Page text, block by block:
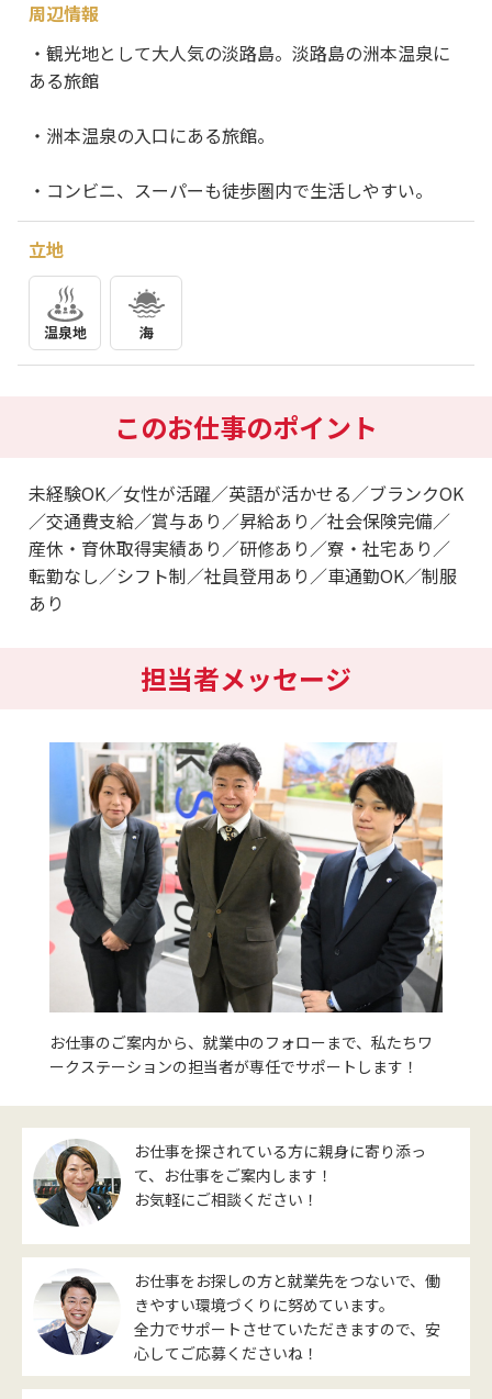
周辺情報
・観光地として大人気の淡路島。淡路島の洲本温泉に
ある旅館
・洲本温泉の入口にある旅館。
・コンビニ、スーパーも徒歩圏内で生活しやすい。
立地
温泉地 海
このお仕事のポイント
未経験OK／女性が活躍／英語が活かせる／ブランクOK
／交通費支給／賞与あり／昇給あり／社会保険完備／
産休・育休取得実績あり／研修あり／寮・社宅あり／
転勤なし／シフト制／社員登用あり／車通勤OK／制服
あり
担当者メッセージ
お仕事のご案内から、就業中のフォローまで、私たちワ
ークステーションの担当者が専任でサポートします！
お仕事を探されている方に親身に寄り添っ
て、お仕事をご案内します！
お気軽にご相談ください！
お仕事をお探しの方と就業先をつないで、働
きやすい環境づくりに努めています。
全力でサポートさせていただきますので、安
心してご応募くださいね！